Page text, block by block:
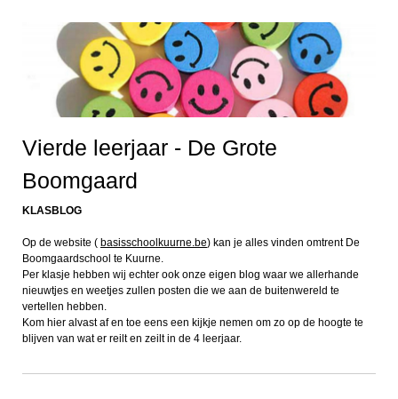
Vierde leerjaar - De Grote
Boomgaard
KLASBLOG
Op de website ( basisschoolkuurne.be) kan je alles vinden omtrent De
Boomgaardschool te Kuurne.
Per klasje hebben wij echter ook onze eigen blog waar we allerhande
nieuwtjes en weetjes zullen posten die we aan de buitenwereld te
vertellen hebben.
Kom hier alvast af en toe eens een kijkje nemen om zo op de hoogte te
blijven van wat er reilt en zeilt in de 4 leerjaar.